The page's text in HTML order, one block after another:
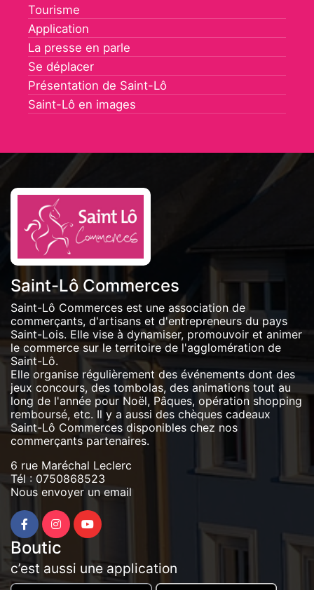
Tourisme
Application
La presse en parle
Se déplacer
Présentation de Saint-Lô
Saint-Lô en images
Saint-Lô Commerces
Saint-Lô Commerces est une association de
commerçants, d'artisans et d'entrepreneurs du pays
Saint-Lois. Elle vise à dynamiser, promouvoir et animer
le commerce sur le territoire de l'agglomération de
Saint-Lô.
Elle organise régulièrement des événements dont des
jeux concours, des tombolas, des animations tout au
long de l'année pour Noël, Pâques, opération shopping
remboursé, etc. Il y a aussi des chèques cadeaux
Saint-Lô Commerces disponibles chez nos
commerçants partenaires.
6 rue Maréchal Leclerc
Tél : 0750868523
Nous envoyer un email
Boutic
c’est aussi une application